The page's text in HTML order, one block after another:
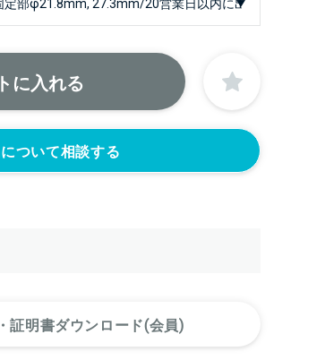
に入れる
ついて相談する
証明書ダウンロード(会員)